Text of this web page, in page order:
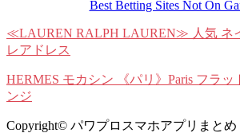
Best Betting Sites Not On
≪LAUREN RALPH LAUREN≫ 人気 ネ
レアドレス
HERMES モカシン 《パリ》Paris フラッ
ンジ
Copyright© パワプロスマホアプリまとめ